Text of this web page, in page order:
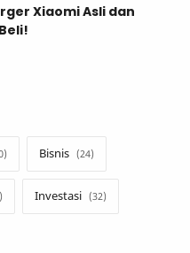
Xiaomi Asli dan
Bisnis
Investasi